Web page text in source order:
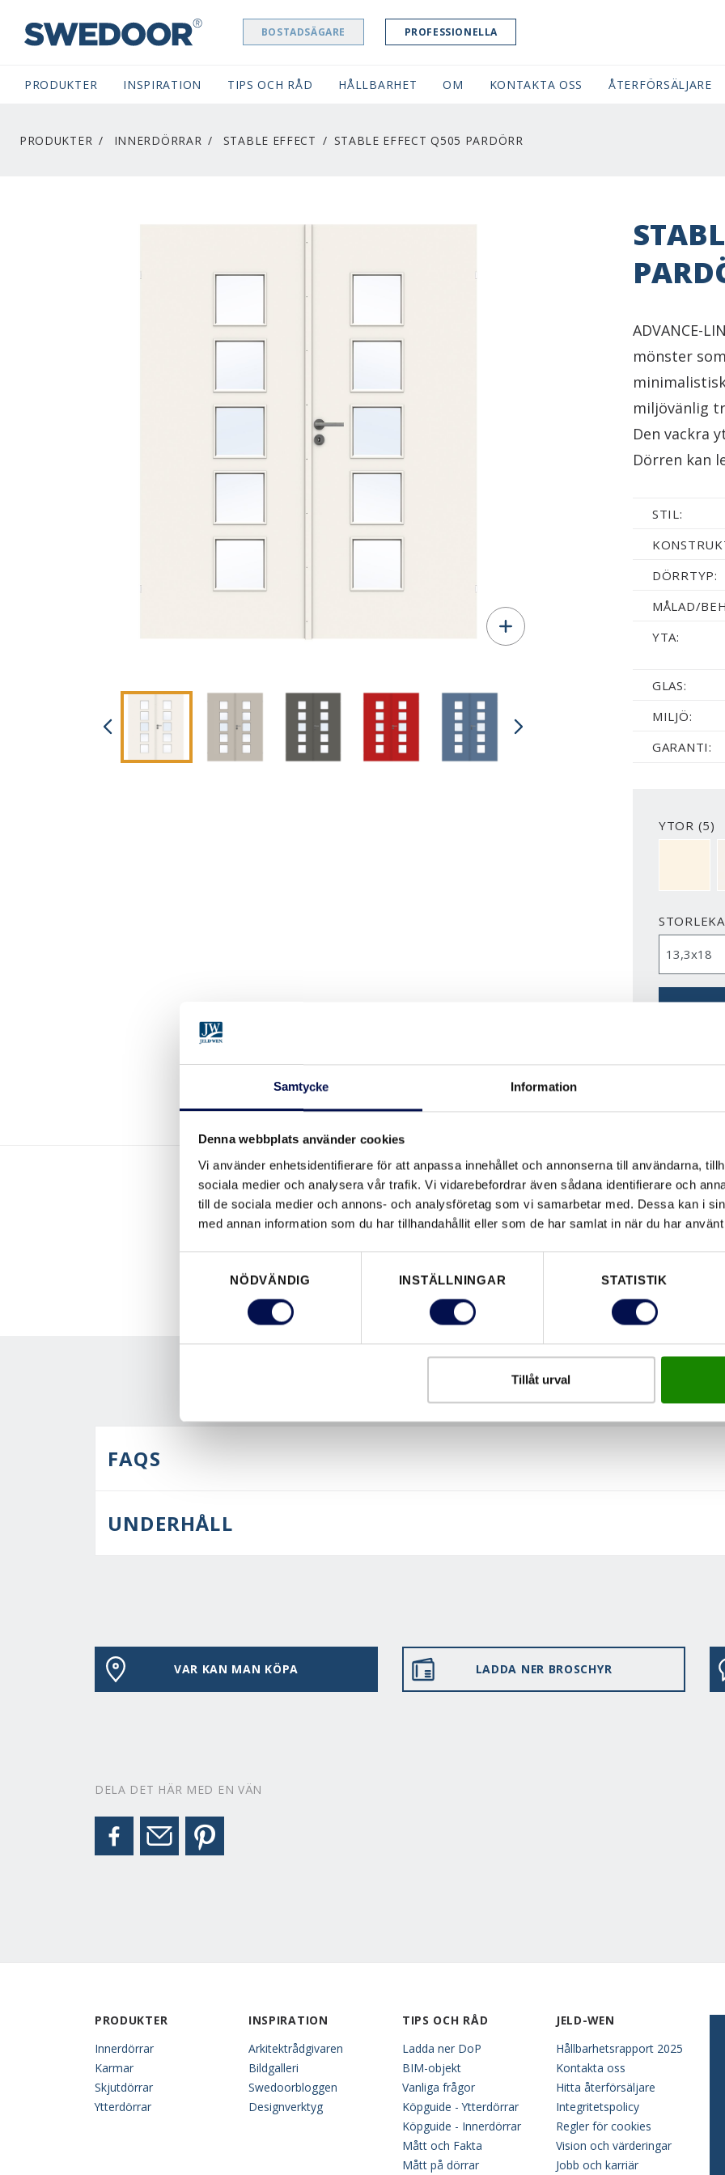
Samtycke Information
Denna webbplats använder cookies
Vi använder enhetsidentifierare för att anpassa innehållet och annonserna till användarna,
sociala medier och analysera vår trafik. Vi vidarebefordrar även sådana identifierare och
till de sociala medier och annons- och analysföretag som vi samarbetar med. Dessa kan i
med annan information som du har tillhandahållit eller som de har samlat in när du har
NÖDVÄNDIG
INSTÄLLNINGAR STATISTIK
Tillåt urval
SWEDOOR NAVIGATION BOSTADSÄGARE PROFESSIONELLA
PRODUKTER INSPIRATION TIPS OCH RÅD HÅLLBARHET OM KONTAKTA OSS ÅTERFÖRSÄLJARE
PRODUKTER INNERDÖRRAR STABLE EFFECT STABLE EFFECT Q505 PARDÖRR
ADVANCE-
mönster
miljövänlig
Den vackra
Dörren kan
STIL:
DÖRRTYP:
MÅLAD/
YTA:
GLAS:
MILJÖ:
GARANTI:
YTOR (5)
LADDA
EGENSKAPER
FAQS
UNDERHÅLL
VAR KAN MAN KÖPA LADDA NER BROSCHYR
DELA DET HÄR MED EN VÄN
PRODUKTER
Innerdörrar
Karmar
Skjutdörrar
Ytterdörrar
INSPIRATION
Arkitektrådgivaren
Bildgalleri
Swedoorbloggen
Designverktyg
TIPS OCH RÅD
Ladda ner DoP
BIM-objekt
Vanliga frågor
Köpguide - Ytterdörrar
Köpguide - Innerdörrar
Mått och Fakta
Mått på dörrar
JELD-WEN
Hållbarhetsrapport 2025
Kontakta oss
Hitta återförsäljare
Integritetspolicy
Regler för cookies
Vision och värderingar
Jobb och karriär